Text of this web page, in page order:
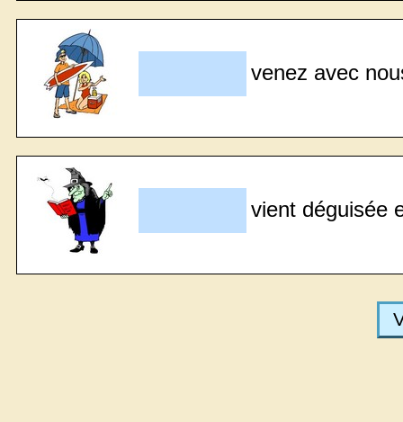
venez avec
vient déguisée